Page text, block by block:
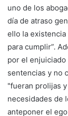
uno de los
día de atraso
ello la
para cumplir”.
por el
sentencias y no
"fueran prolijas
necesidades de
anteponer el